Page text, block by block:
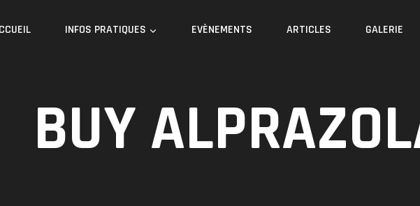
INFOS PRATIQUES EVÈNEMENTS ARTICLES GALERIE
BUY